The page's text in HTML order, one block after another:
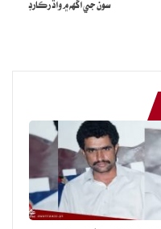
سون جي اگهه ۾ واڌ رڪارڊ